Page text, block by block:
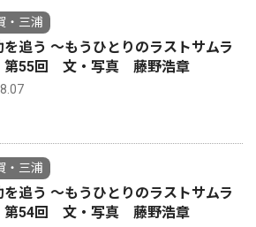
・三浦
を追う 〜もうひとりのラストサムラ
55回 文・写真 藤野浩章
・三浦
を追う 〜もうひとりのラストサムラ
54回 文・写真 藤野浩章